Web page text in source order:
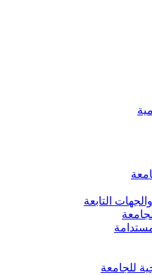
التابعة
للجامعة